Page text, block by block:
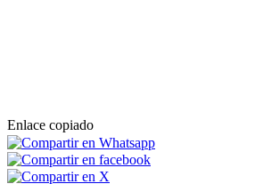
Enlace copiado